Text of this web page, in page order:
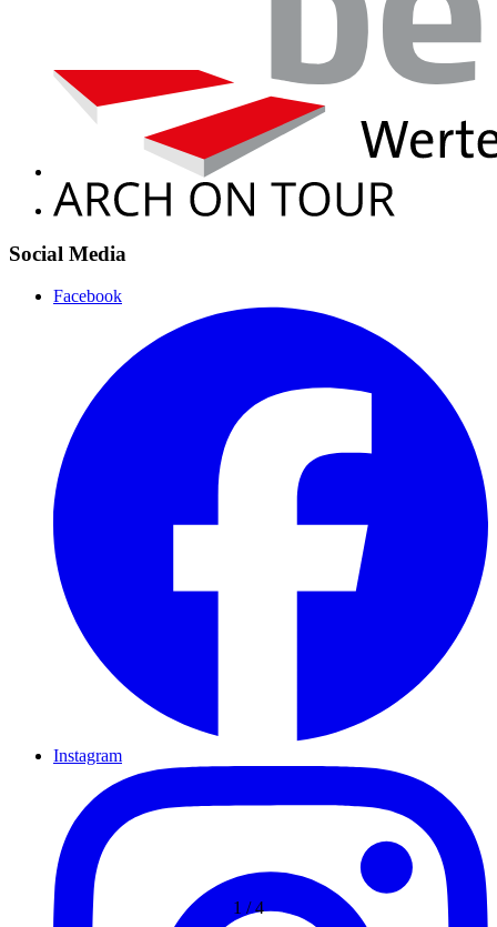
1 /4
Social Media
Facebook
Instagram